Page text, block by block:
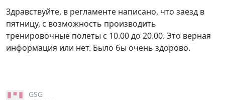
Здравствуйте, в регламенте написано, что заезд в
пятницу, с возможность производить
тренировочные полеты с 10.00 до 20.00. Это верная
информация или нет. Было бы очень здорово.
GSG